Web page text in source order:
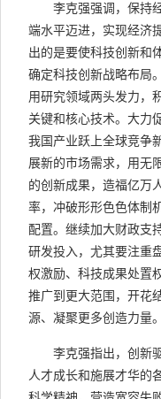
李克强强调，保持经
端水平迈进，实现经济
出的是要使科技创新和
确定科技创新战略布局
用研究领域两头发力，
关键和核心技术。大力
我国产业跃上全球竞争
展新的市场需求，用无
的创新成果，造福亿万
率，冲破形形色色体制
配置。继续加大财政支
研发投入，尤其要注重
权激励、科技成果处置
推广到更大范围，开花
源、凝聚更多创造力量。
李克强指出，创新驱
人才成长和施展才华的